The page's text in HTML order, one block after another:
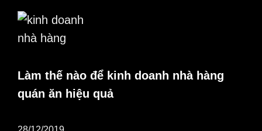
Làm thế nào để kinh doanh nhà hàng
quán ăn hiệu quả